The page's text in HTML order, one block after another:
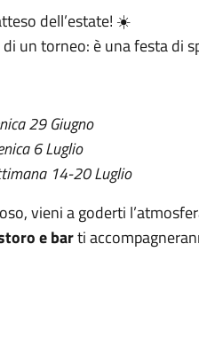
dell’estate! ☀️
un torneo: è una festa di
29 Giugno
6 Luglio
14-20 Luglio
vieni a goderti
e barti